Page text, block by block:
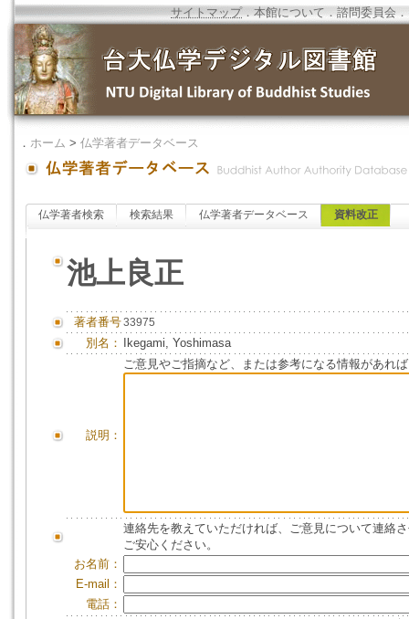
サイトマップ．本館について ．諮問委員会 ．
． ホーム > 仏学著者データベース
仏学著者検索 検索結果 仏学著者データベース 資料改正
池上良正
著者番号33975
別名： Ikegami, Yoshimasa
説明：
ご意見やご指摘など、または参考になる情報があれ
連絡先を教えていただければ、ご意見について連絡
ご安心ください。
お名前：
E-mail：
電話：